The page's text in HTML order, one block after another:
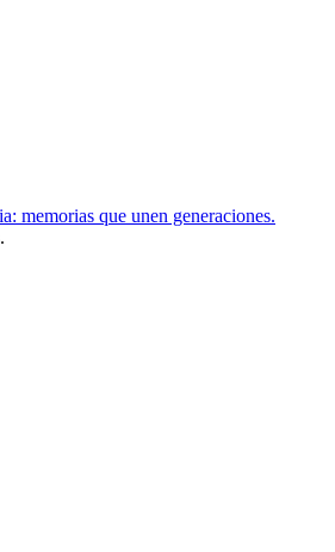
memorias que unen generaciones.